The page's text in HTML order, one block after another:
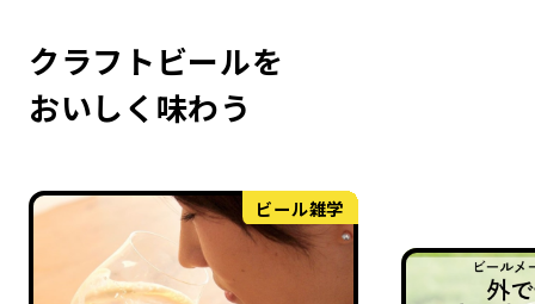
クラフトビールを
おいしく味わう
ビール雑学